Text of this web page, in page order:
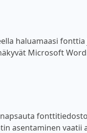
haluamaasi
Microsoft
asentaminen